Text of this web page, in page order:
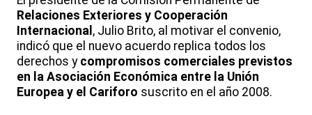
Relaciones Exteriores y Cooperación
Internacional , Julio Brito, al motivar el convenio,
indicó que el nuevo acuerdo replica todos los
derechos ycompromisos comerciales previstos
en la Asociación Económica entre la Unión
Europea y el Cariforo suscrito en el año 2008.